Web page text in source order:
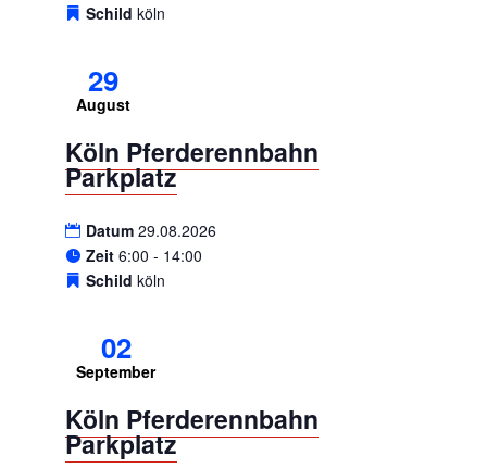
Schild köln
29
August
Köln Pferderennbahn
Parkplatz
Datum 29.08.2026
Zeit 6:00 - 14:00
Schild köln
02
September
Köln Pferderennbahn
Parkplatz